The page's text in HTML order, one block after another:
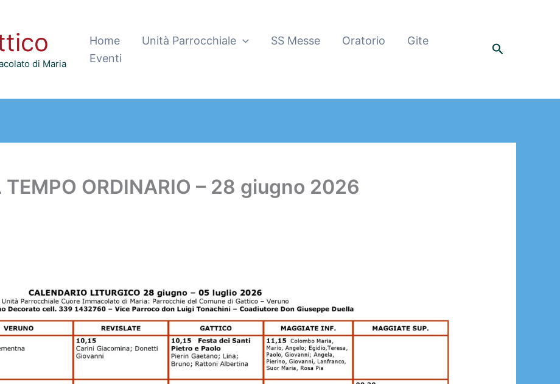
di Maria
Home Unità Parrocchiale SS Messe Oratorio
Gite
Eventi
Cerca
TEMPO ORDINARIO – 28 giugno 2026